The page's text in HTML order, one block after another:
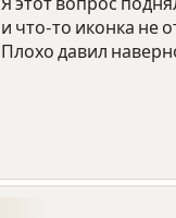
и что-то иконка не
Плохо давил